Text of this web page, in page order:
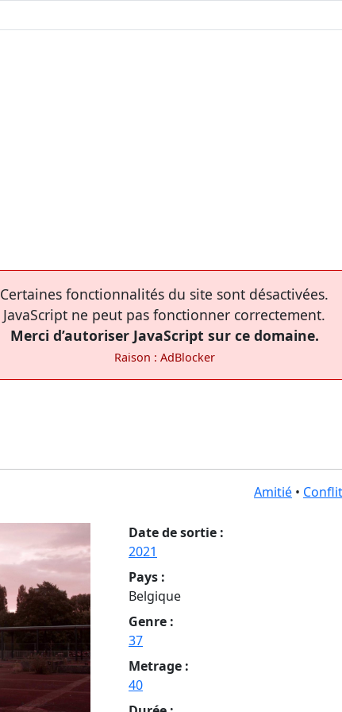
Certaines fonctionnalités du site sont désactivées.
JavaScript ne peut pas fonctionner correctement.
Merci d’autoriser JavaScript sur ce domaine.
Raison : AdBlocker
Amitié • Conflit
Date de sortie :
2021
Pays :
Belgique
Genre :
37
Metrage :
40